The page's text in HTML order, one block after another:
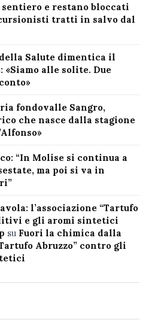
e restano bloccati
tratti in salvo dal
Salute dimentica il
«Siamo alle solite. Due
fondovalle Sangro,
che nasce dalla stagione
“In Molise si continua a
ma poi si va in
l’associazione “Tartufo
e gli aromi sintetici
su Fuori la chimica dalla
Abruzzo” contro gli